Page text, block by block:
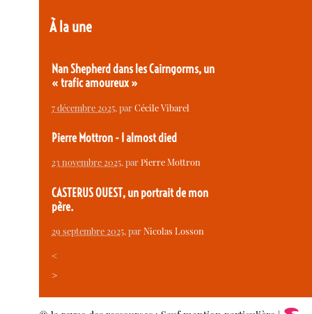
À la une
Nan Shepherd dans les Cairngorms, un
« trafic amoureux »
7 décembre 2025, parCécile Vibarel
Pierre Mottron - I almost died
23 novembre 2025, parPierre Mottron
CASTERUS OUEST, un portrait de mon
père.
29 septembre 2025, parNicolas Losson
<
>